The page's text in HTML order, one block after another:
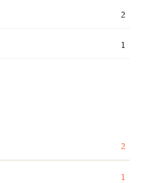
2
1
2
1